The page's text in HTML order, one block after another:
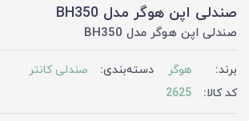
صندلی اپن هوگر مدل BH350
صندلی اپن هوگر مدل BH350
برند: هوگر دسته‌بندی:
صندلی کانتر
کد کالا:
2625